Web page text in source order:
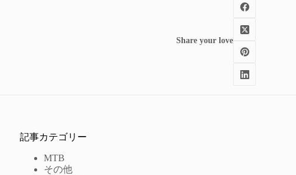
Share your love
記事カテゴリー
MTB
その他